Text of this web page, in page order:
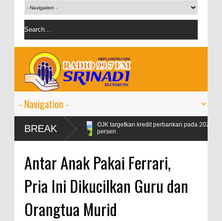
BREAK
Naik 99
OJK targetkan kredit perbankan pada 2024 tumbuh 9-11
persen
Antar Anak Pakai Ferrari,
Pria Ini Dikucilkan Guru dan
Orangtua Murid